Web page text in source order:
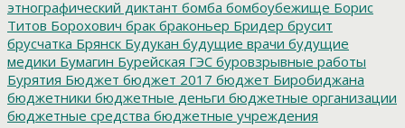
этнографический диктант бомба бомбоубежище Борис
Титов Борохович брак браконьер Бридер брусит
брусчатка Брянск Будукан будущие врачи будущие
медики Бумагин Бурейская ГЭС буровзрывные работы
Бурятия Бюджет бюджет 2017 бюджет Биробиджана
бюджетники бюджетные деньги бюджетные организации
бюджетные средства бюджетные учреждения